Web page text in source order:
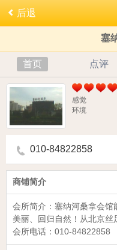
后退
塞
首页 点评
感觉
环境
010-84822858
商铺简介
会所简介： 塞纳河桑拿会馆
美丽、回归自然！从北京丝
会所电话： 010-84822858